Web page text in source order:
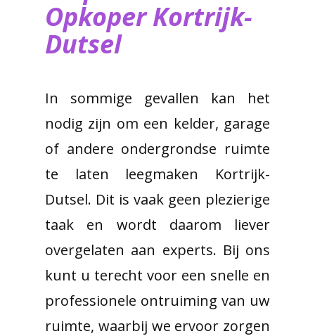
Opkoper Kortrijk-
Dutsel
In sommige gevallen kan het
nodig zijn om een kelder, garage
of andere ondergrondse ruimte
te laten leegmaken Kortrijk-
Dutsel. Dit is vaak geen plezierige
taak en wordt daarom liever
overgelaten aan experts. Bij ons
kunt u terecht voor een snelle en
professionele ontruiming van uw
ruimte, waarbij we ervoor zorgen